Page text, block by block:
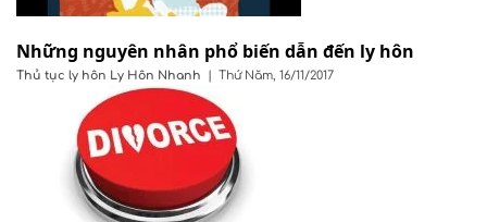
Những nguyên nhân phổ biến dẫn đến ly hôn
Thủ tục ly hôn Ly Hôn Nhanh | Thứ Năm, 16/11/2017